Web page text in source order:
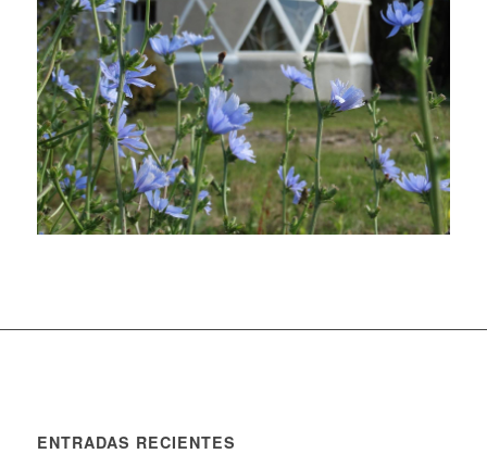
ENTRADAS RECIENTES